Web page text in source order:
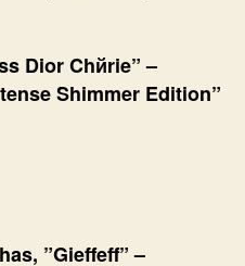
Dior Chйrie” –
Shimmer Edition”
”Gieffeff” –